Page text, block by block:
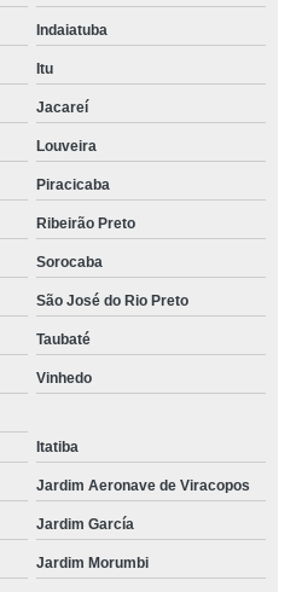
Indaiatuba
Itu
Jacareí
Louveira
Piracicaba
Ribeirão Preto
Sorocaba
São José do Rio Preto
Taubaté
Vinhedo
Itatiba
Jardim Aeronave de Viracopos
Jardim García
Jardim Morumbi